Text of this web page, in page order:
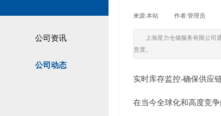
公司资讯
公司动态
来源:本站 作者:管理员
上海星力仓储服务有限公
意度。
实时库存监控-确保供应
在当今全球化和高度竞